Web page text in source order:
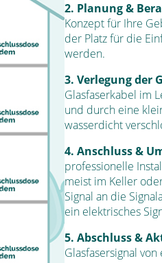
2. Planung &
Konzept für Ihre
der Platz für die
werden.
3. Verlegung der
Glasfaserkabel im
und durch eine
wasserdicht
4. Anschluss &
professionelle
meist im Keller
Signal an die
ein elektrisches
5. Abschluss &
Glasfasersignal